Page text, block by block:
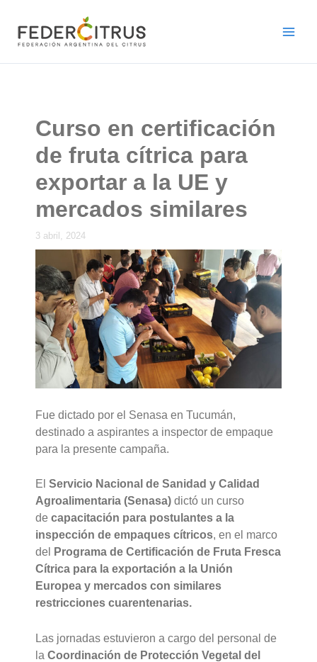
contenido
Curso en certificación
de fruta cítrica para
exportar a la UE y
mercados similares
3 abril, 2024
Fue dictado por el Senasa en Tucumán,
destinado a aspirantes a inspector de empaque
para la presente campaña.
ElServicio Nacional de Sanidad y Calidad
Agroalimentaria (Senasa) dictó un curso
decapacitación para postulantes a la
inspección de empaques cítricos, en el marco
del
Programa de Certificación de Fruta Fresca
Cítrica para la exportación a la Unión
Europea y mercados con similares
restricciones cuarentenarias.
Las jornadas estuvieron a cargo del personal de
laCoordinación de Protección Vegetal del